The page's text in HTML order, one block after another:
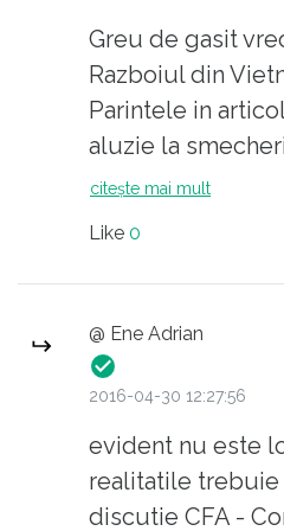
pe ăia i-a costat 1,5
incidentul din Golful
Cunoști expresia
Greu de gasit
Razboiul din
Parintele in
aluzie la
Golful Tonkin ca
citește mai mult
Like 0
@ Ene Adrian
2016-04-30 12:27:56
evident nu este
realitatile trebuie
discutie CFA -